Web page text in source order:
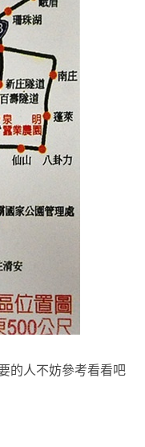
的人不妨參考看看吧